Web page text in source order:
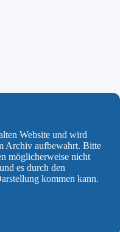
Website und wird
Archiv aufbewahrt. Bitte
möglicherweise nicht
es durch den
kommen kann.